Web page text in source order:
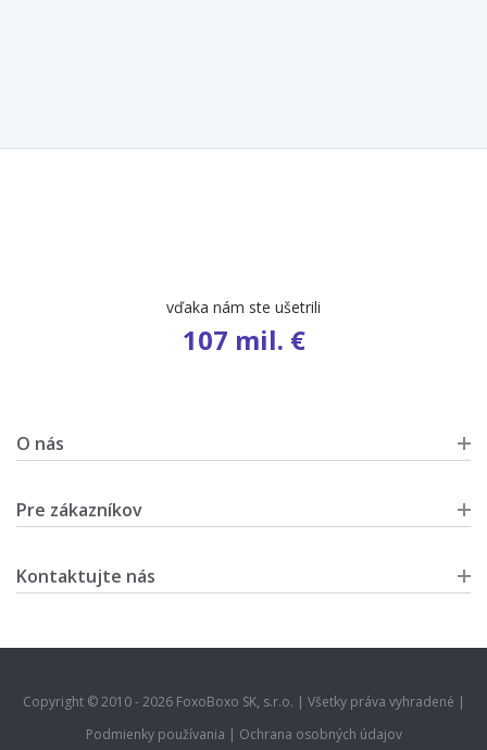
počet ponúk
9 658
O nás
Pre zákazníkov
Kontaktujte nás
Copyright © 2010 - 2026 FoxoBoxo SK, s.r.o. | Všetky práva vyhradené |
Podmienky používania | Ochrana osobných údajov